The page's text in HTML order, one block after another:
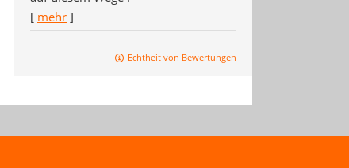
[ mehr ]
Echtheit von Bewertungen